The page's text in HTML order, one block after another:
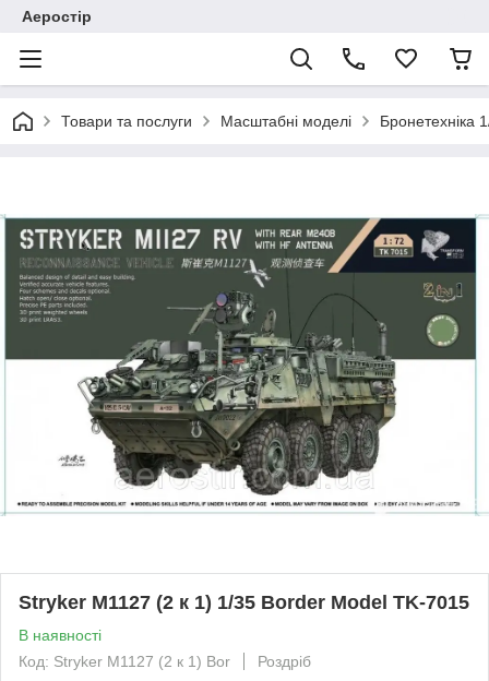
Аеростір
Товари та послуги Масштабні моделі Бронетехніка
Stryker M1127 (2 к 1) 1/35 Border Model TK-7015
В наявності
Код: Stryker M1127 (2 к 1) Bor
Роздріб